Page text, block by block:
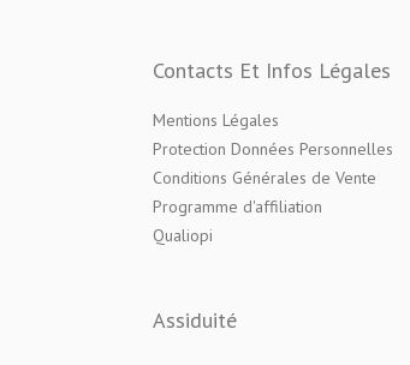
Contacts Et Infos Légales
Mentions Légales
Protection Données Personnelles
Conditions Générales de Vente
Programme d'affiliation
Qualiopi
Assiduité